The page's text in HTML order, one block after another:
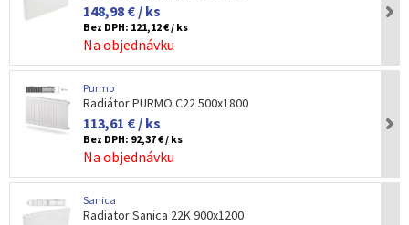
148,98 € / ks
Bez DPH: 121,12 € / ks
Na objednávku
Purmo
Radiátor PURMO C22 500x1800
113,61 € / ks
Bez DPH: 92,37 € / ks
Na objednávku
Sanica
Radiator Sanica 22K 900x1200